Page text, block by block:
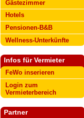
Gästezimmer
Hotels
Pensionen-B&B
Wellness-Unterkünfte
Infos für Vermieter
FeWo inserieren
Login zum
Vermieterbereich
Partner